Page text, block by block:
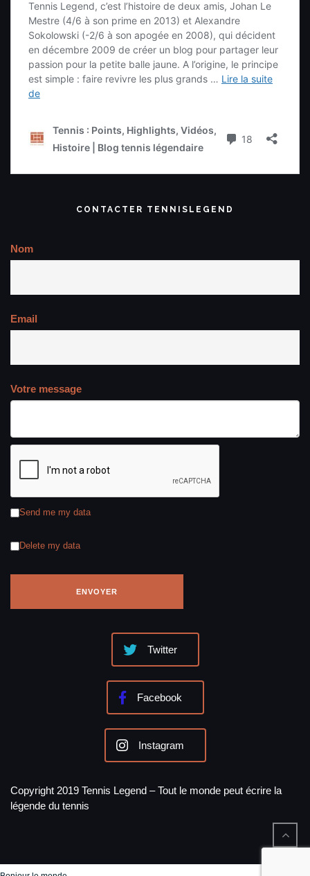
CONTACTER TENNISLEGEND
Nom
Email
Votre message
Send me my data
Delete my data
Twitter
Facebook
Instagram
Copyright 2019 Tennis Legend – Tout le monde peut écrire la
légende du tennis